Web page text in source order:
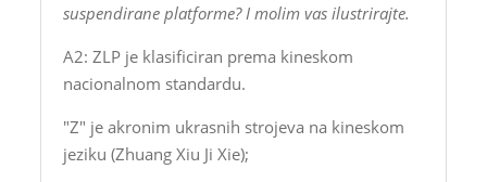
suspendirane platforme? I molim vas ilustrirajte.
A2: ZLP je klasificiran prema kineskom
nacionalnom standardu.
"Z" je akronim ukrasnih strojeva na kineskom
jeziku (Zhuang Xiu Ji Xie);